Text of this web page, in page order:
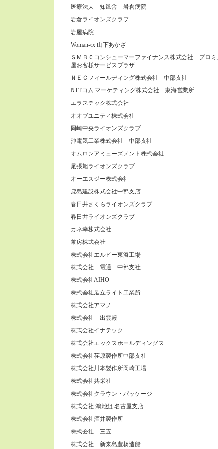
医療法人 知邑舎 岩倉病院
岩倉ライオンズクラブ
岩屋病院
Woman-ex 山下あかざ
ＳＭＢＣコンシューマーファイナンス株式会社 プロミ
屋お客様サービスプラザ
ＮＥＣフィールディング株式会社 中部支社
NTTコム マーケティング株式会社 東海営業所
エラステック株式会社
オオブユニティ株式会社
岡崎中央ライオンズクラブ
沖電気工業株式会社 中部支社
オムロンアミューズメント株式会社
尾張旭ライオンズクラブ
オーエスジー株式会社
鹿島建設株式会社中部支店
春日井さくらライオンズクラブ
春日井ライオンズクラブ
カネ幸株式会社
兼房株式会社
株式会社エルビー東海工場
株式会社 電通 中部支社
株式会社AIHO
株式会社足立ライト工業所
株式会社アマノ
株式会社 出雲殿
株式会社イナテック
株式会社エックスホールディングス
株式会社荏原製作所中部支社
株式会社川本製作所岡崎工場
株式会社共栄社
株式会社クラウン・パッケージ
株式会社 鴻池組 名古屋支店
株式会社酒井製作所
株式会社 三五
株式会社 新来島豊橋造船